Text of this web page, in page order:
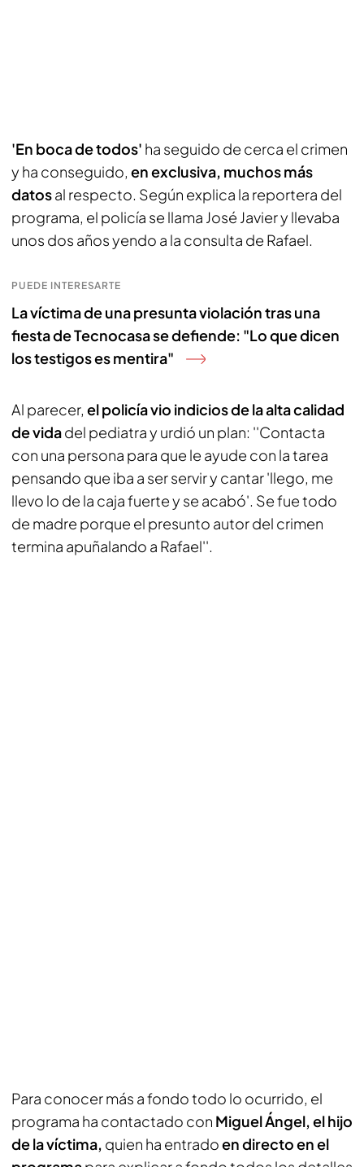
'En boca de todos' ha seguido de cerca el crimen
y ha conseguido, en exclusiva, muchos más
datosal respecto. Según explica la reportera del
programa, el policía se llama José Javier y llevaba
unos dos años yendo a la consulta de Rafael.
PUEDE INTERESARTE
La víctima de una presunta violación tras una
fiesta de Tecnocasa se defiende: "Lo que dicen
los testigos es mentira"
Al parecer, el policía vio indicios de la alta calidad
de vidadel pediatra y urdió un plan: ''Contacta
con una persona para que le ayude con la tarea
pensando que iba a ser servir y cantar 'llego, me
llevo lo de la caja fuerte y se acabó'. Se fue todo
de madre porque el presunto autor del crimen
termina apuñalando a Rafael''.
Para conocer más a fondo todo lo ocurrido, el
programa ha contactado con Miguel Ángel, el hijo
de la víctima, quien ha entradoen directo en el